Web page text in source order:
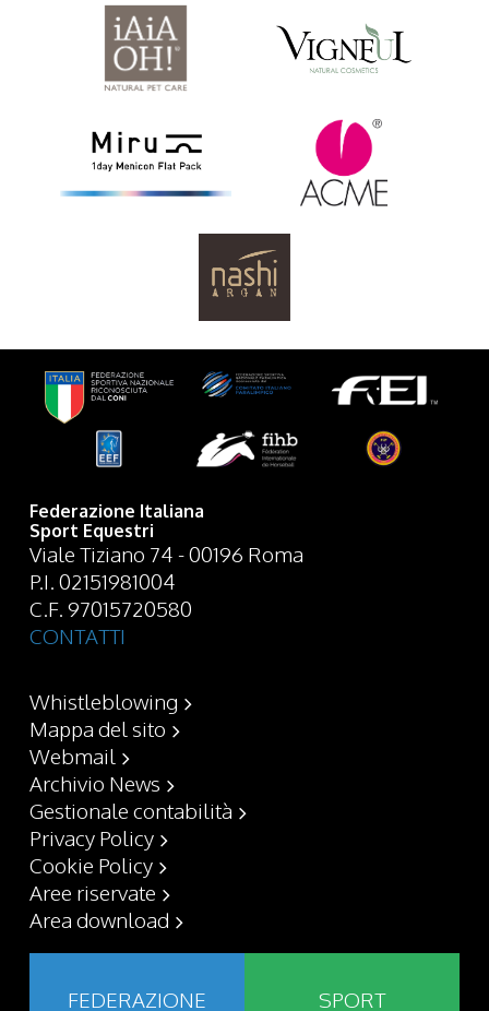
Federazione Italiana
Sport Equestri
Viale Tiziano 74 - 00196 Roma
P.I. 02151981004
C.F. 97015720580
CONTATTI
Whistleblowing
Mappa del sito
Webmail
Archivio News
Gestionale contabilità
Privacy Policy
Cookie Policy
Aree riservate
Area download
FEDERAZIONE SPORT